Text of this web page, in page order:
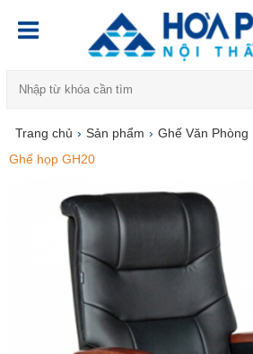
Trang chủ › Sản phẩm › Ghế Văn Phòng
Ghế họp GH20